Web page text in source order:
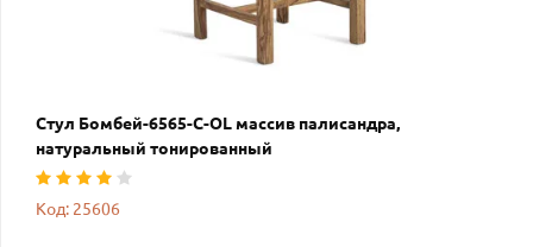
Стул Бомбей-6565-C-OL массив палисандра,
натуральный тонированный
Код: 25606